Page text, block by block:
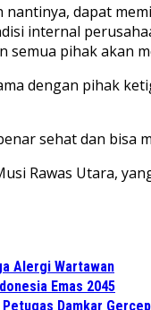
dapat
internal
pihak akan
dengan pihak
sehat dan bisa
Rawas Utara,
Alergi Wartawan
Emas 2045
Damkar